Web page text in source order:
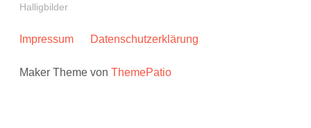
Halligbilder
Impressum Datenschutzerklärung
Maker Theme vonThemePatio